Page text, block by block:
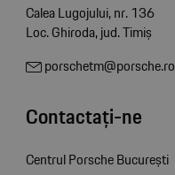
Calea Lugojului, nr. 136
Loc. Ghiroda, jud. Timiș
porschetm@porsche.ro
Contactați-ne
Centrul Porsche București